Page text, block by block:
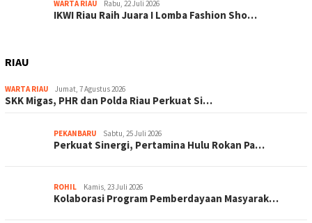
WARTA RIAU Rabu, 22 Juli 2026
IKWI Riau Raih Juara I Lomba Fashion Sho…
RIAU
WARTA RIAU Jumat, 7 Agustus 2026
SKK Migas, PHR dan Polda Riau Perkuat Si…
PEKANBARU Sabtu, 25 Juli 2026
Perkuat Sinergi, Pertamina Hulu Rokan Pa…
ROHIL Kamis, 23 Juli 2026
Kolaborasi Program Pemberdayaan Masyarak…